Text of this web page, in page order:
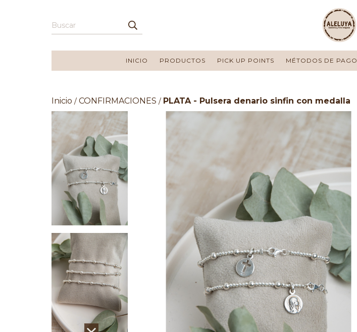
INICIO PRODUCTOS PICK UP POINTS MÉTODOS DE PAGO
Inicio / CONFIRMACIONES / PLATA - Pulsera denario sinfin con medalla